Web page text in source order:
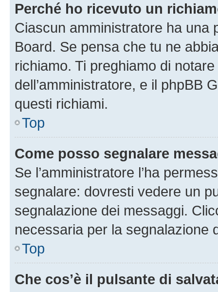
Perché ho ricevuto un
Ciascun amministratore ha una
Board. Se pensa che tu ne
richiamo. Ti preghiamo di
dell’amministratore, e il phpBB
questi richiami.
Top
Come posso segnalare
Se l’amministratore l’ha
segnalare: dovresti vedere un
segnalazione dei messaggi.
necessaria per la segnalazione
Top
Che cos’è il pulsante di